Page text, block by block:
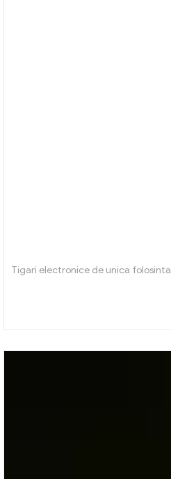
Tigari electronice de unica folosinta